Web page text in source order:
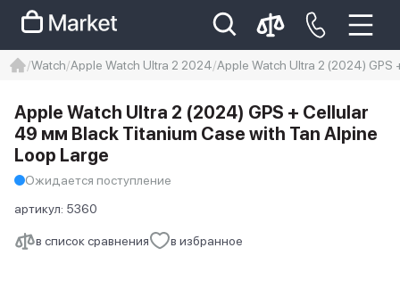
Iphone 14 pro max
айфон 14
Watch Apple Watch Ultra 2 2024 Apple Watch Ultra 2 (2024)
в список сравнения в избранное
Apple Watch Ultra 2 (2024) GPS + Cellular
49 мм Black Titanium Case with Tan Alpine
Loop Large
Ожидается поступление
артикул: 5360